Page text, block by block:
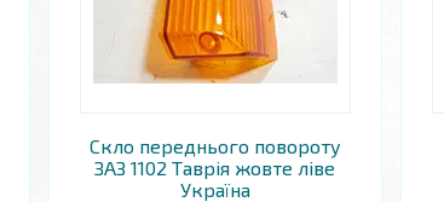
Скло переднього повороту
ЗАЗ 1102 Таврія жовте ліве
Україна